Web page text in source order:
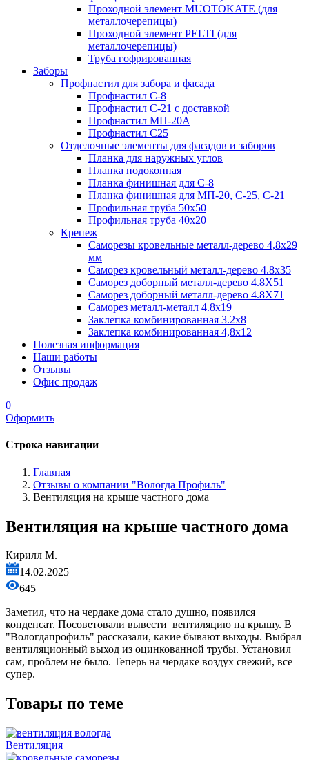
Проходной элемент MUOTOKATE (для
металлочерепицы)
Проходной элемент PELTI (для
металлочерепицы)
Труба гофрированная
Заборы
Профнастил для забора и фасада
Профнастил С-8
Профнастил С-21 с доставкой
Профнастил МП-20А
Профнастил С25
Отделочные элементы для фасадов и заборов
Планка для наружных углов
Планка подоконная
Планка финишная для С-8
Планка финишная для МП-20, С-25, С-21
Профильная труба 50x50
Профильная труба 40x20
Крепеж
Саморезы кровельные металл-дерево 4,8х29
мм
Саморез кровельный металл-дерево 4.8x35
Саморез доборный металл-дерево 4.8X51
Саморез доборный металл-дерево 4.8X71
Саморез металл-металл 4.8x19
Заклепка комбинированная 3.2x8
Заклепка комбинированная 4,8x12
Полезная информация
Наши работы
Отзывы
Офис продаж
0
Оформить
Строка навигации
Главная
Отзывы о компании "Вологда Профиль"
Вентиляция на крыше частного дома
Вентиляция на крыше частного дома
Кирилл М.
14.02.2025
645
Заметил, что на чердаке дома стало душно, появился
конденсат. Посоветовали вывести вентиляцию на крышу. В
"Вологдапрофиль" рассказали, какие бывают выходы. Выбрал
вентиляционный выход из оцинкованной трубы. Установил
сам, проблем не было. Теперь на чердаке воздух свежий, все
супер.
Товары по теме
Вентиляция